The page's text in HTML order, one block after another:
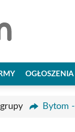
OGŁOSZENIA
Bytom